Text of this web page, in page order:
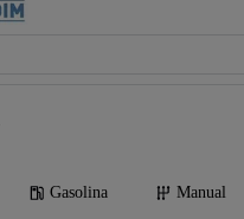
Gasolina Manual